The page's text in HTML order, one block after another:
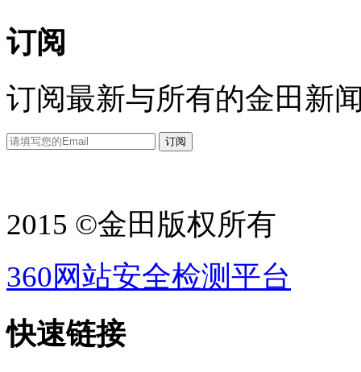
订阅
订阅最新与所有的金田新
2015 ©金田版权所有
360网站安全检测平台
快速链接